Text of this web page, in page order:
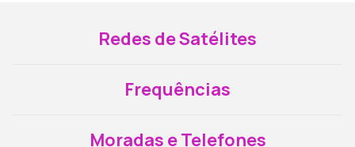
Redes de Satélites
Frequências
Moradas e Telefones